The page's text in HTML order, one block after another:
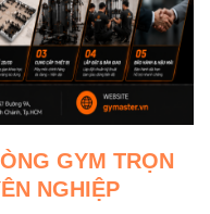
GYM TRỌN
NGHIỆP